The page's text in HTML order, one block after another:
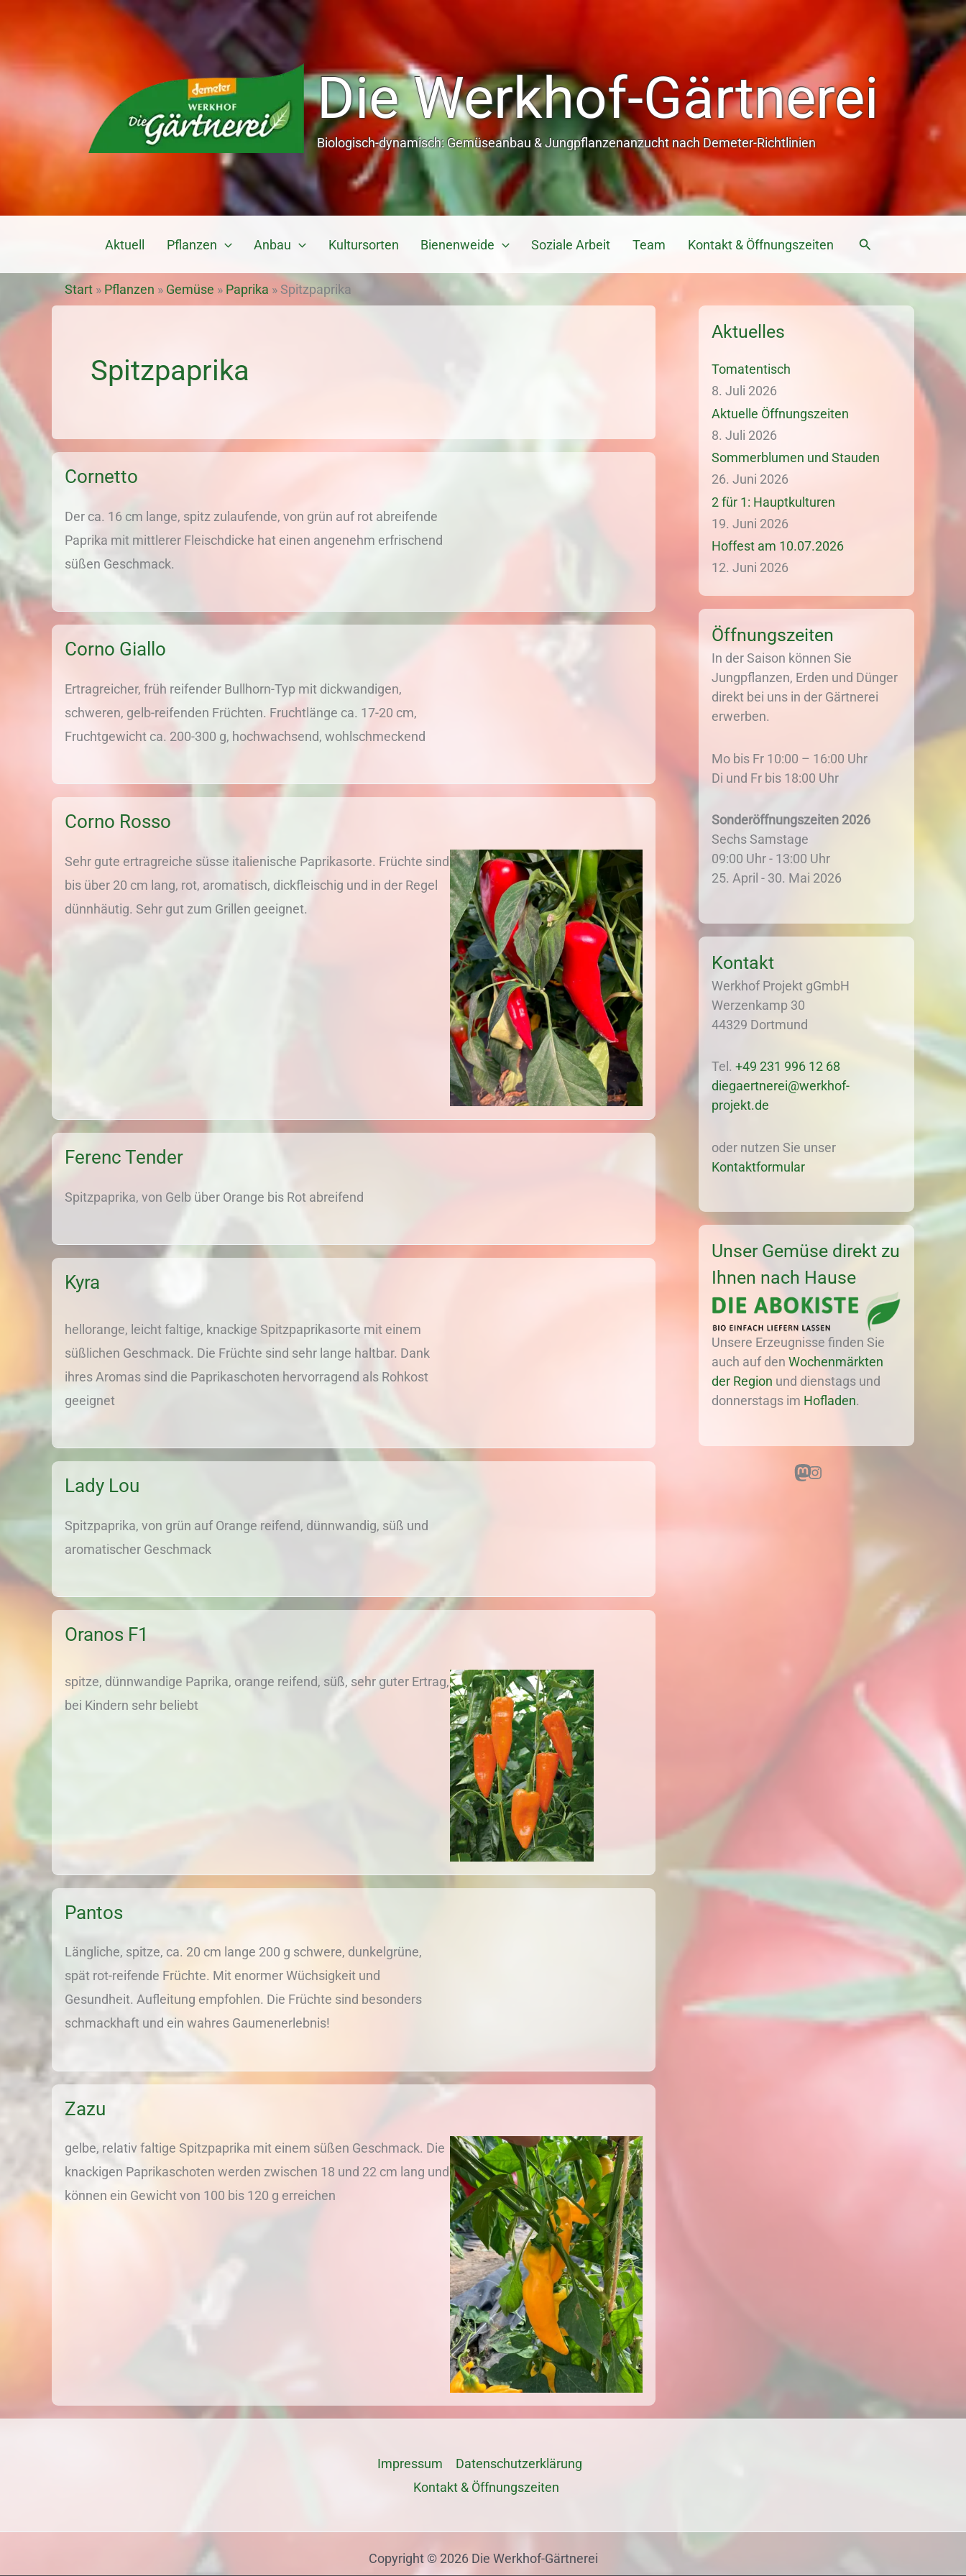
springen
Die Werkhof-Gärtnerei
Biologisch-dynamisch: Gemüseanbau & Jungpflanzenanzucht nach Demeter-Richtlinien
Aktuell Pflanzen Anbau Kultursorten Bienenweide Soziale Arbeit Team Kontakt & Öffnungszeiten Suchen
Start » Pflanzen » Gemüse » Paprika » Spitzpaprika
Spitzpaprika
Cornetto
Der ca. 16 cm lange, spitz zulaufende, von grün auf rot abreifende
Paprika mit mittlerer Fleischdicke hat einen angenehm erfrischend
süßen Geschmack.
Corno Giallo
Ertragreicher, früh reifender Bullhorn-Typ mit dickwandigen,
schweren, gelb-reifenden Früchten. Fruchtlänge ca. 17-20 cm,
Fruchtgewicht ca. 200-300 g, hochwachsend, wohlschmeckend
Corno Rosso
Sehr gute ertragreiche süsse italienische Paprikasorte. Früchte sind
bis über 20 cm lang, rot, aromatisch, dickfleischig und in der Regel
dünnhäutig. Sehr gut zum Grillen geeignet.
Ferenc Tender
Spitzpaprika, von Gelb über Orange bis Rot abreifend
Kyra
hellorange, leicht faltige, knackige Spitzpaprikasorte mit einem
süßlichen Geschmack. Die Früchte sind sehr lange haltbar. Dank
ihres Aromas sind die Paprikaschoten hervorragend als Rohkost
geeignet
Lady Lou
Spitzpaprika, von grün auf Orange reifend, dünnwandig, süß und
aromatischer Geschmack
Oranos F1
spitze, dünnwandige Paprika, orange reifend, süß, sehr guter Ertrag,
bei Kindern sehr beliebt
Pantos
Längliche, spitze, ca. 20 cm lange 200 g schwere, dunkelgrüne,
spät rot-reifende Früchte. Mit enormer Wüchsigkeit und
Gesundheit. Aufleitung empfohlen. Die Früchte sind besonders
schmackhaft und ein wahres Gaumenerlebnis!
Zazu
gelbe, relativ faltige Spitzpaprika mit einem süßen Geschmack. Die
knackigen Paprikaschoten werden zwischen 18 und 22 cm lang und
können ein Gewicht von 100 bis 120 g erreichen
Aktuelles
Tomatentisch
8. Juli 2026
Aktuelle Öffnungszeiten
8. Juli 2026
Sommerblumen und Stauden
26. Juni 2026
2 für 1: Hauptkulturen
19. Juni 2026
Hoffest am 10.07.2026
12. Juni 2026
Öffnungszeiten
In der Saison können Sie
Jungpflanzen, Erden und Dünger
direkt bei uns in der Gärtnerei
erwerben.
Mo bis Fr 10:00 – 16:00 Uhr
Di und Fr bis 18:00 Uhr
Sonderöffnungszeiten 2026
Sechs Samstage
09:00 Uhr - 13:00 Uhr
25. April - 30. Mai 2026
Kontakt
Werkhof Projekt gGmbH
Werzenkamp 30
44329 Dortmund
Tel. +49 231 996 12 68
diegaertnerei@werkhof-
projekt.de
oder nutzen Sie unser
Kontaktformular
Unser Gemüse direkt zu
Ihnen nach Hause
Unsere Erzeugnisse finden Sie
auch auf den Wochenmärkten
der Region und dienstags und
donnerstags im Hofladen.
MastodonInstagram
Impressum
Datenschutz­erklärung
Kontakt & Öffnungszeiten
Copyright © 2026 Die Werkhof-Gärtnerei